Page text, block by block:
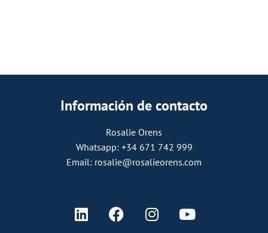
Información de contacto
Rosalie Orens
Whatsapp: +34 671 742 999
Email: rosalie@rosalieorens.com